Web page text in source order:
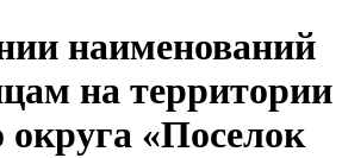
наименований
на территории
округа «Поселок